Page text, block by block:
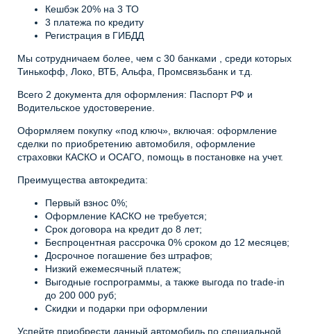
Кешбэк 20% на 3 ТО
3 платежа по кредиту
Регистрация в ГИБДД
Мы сотрудничаем более, чем с 30 банками , среди которых
Тинькофф, Локо, ВТБ, Альфа, Промсвязьбанк и т.д.
Всего 2 документа для оформления: Паспорт РФ и
Водительское удостоверение.
Оформляем покупку «под ключ», включая: оформление
сделки по приобретению автомобиля, оформление
страховки КАСКО и ОСАГО, помощь в постановке на учет.
Преимущества автокредита:
Первый взнос 0%;
Оформление КАСКО не требуется;
Срок договора на кредит до 8 лет;
Беспроцентная рассрочка 0% сроком до 12 месяцев;
Досрочное погашение без штрафов;
Низкий ежемесячный платеж;
Выгодные госпрограммы, а также выгода по trade-in
до 200 000 руб;
Скидки и подарки при оформлении
Успейте приобрести данный автомобиль по специальной